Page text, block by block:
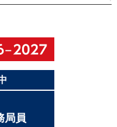
た新星・吉本梨乃さんと協演
局員